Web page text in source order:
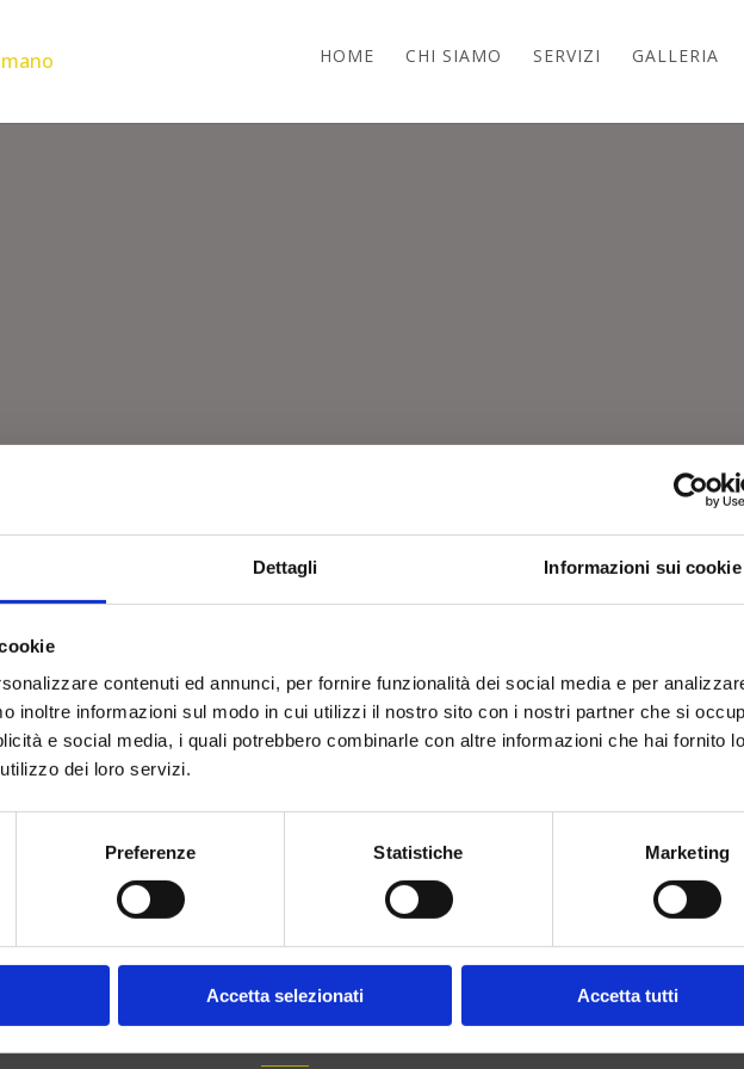
Dettagli Informazioni sui cookie
contenuti ed annunci, per fornire funzionalità dei social media e per
inoltre informazioni sul modo in cui utilizzi il nostro sito con i nostri partner che si
e social media, i quali potrebbero combinarle con altre informazioni che hai fornito
dei loro servizi.
Preferenze Statistiche Marketing
Accetta selezionati Accetta tutti
HOME CHI SIAMO SERVIZI GALLERIA
STUDIO FOTOGRAFICO PER